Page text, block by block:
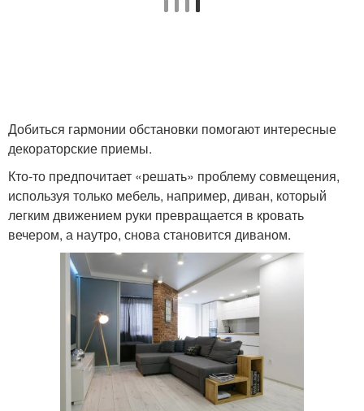
Добиться гармонии обстановки помогают интересные
декораторские приемы.
Кто-то предпочитает «решать» проблему совмещения,
используя только мебель, например, диван, который
легким движением руки превращается в кровать
вечером, а наутро, снова становится диваном.